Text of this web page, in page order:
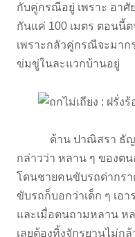
กับคู่กรณีอยู่ เพราะ อาศั
กันแค่ 100 เมตร ตอนนี้
เพราะกลัวคู่กรณีจะมาก
ข่มขู่ในละแวกบ้านอยู่
ด้าน ปาณิสรา ธัญญ์น
กล่าวว่า หลาน ๆ ของต
โดนชายคนขับรถด่ากร
ขับรถก็บอกว่าเด็ก ๆ เอา
และเมื่อตนถามหลาน ห
เลยต้องทิ้งจักรยานไม่ก